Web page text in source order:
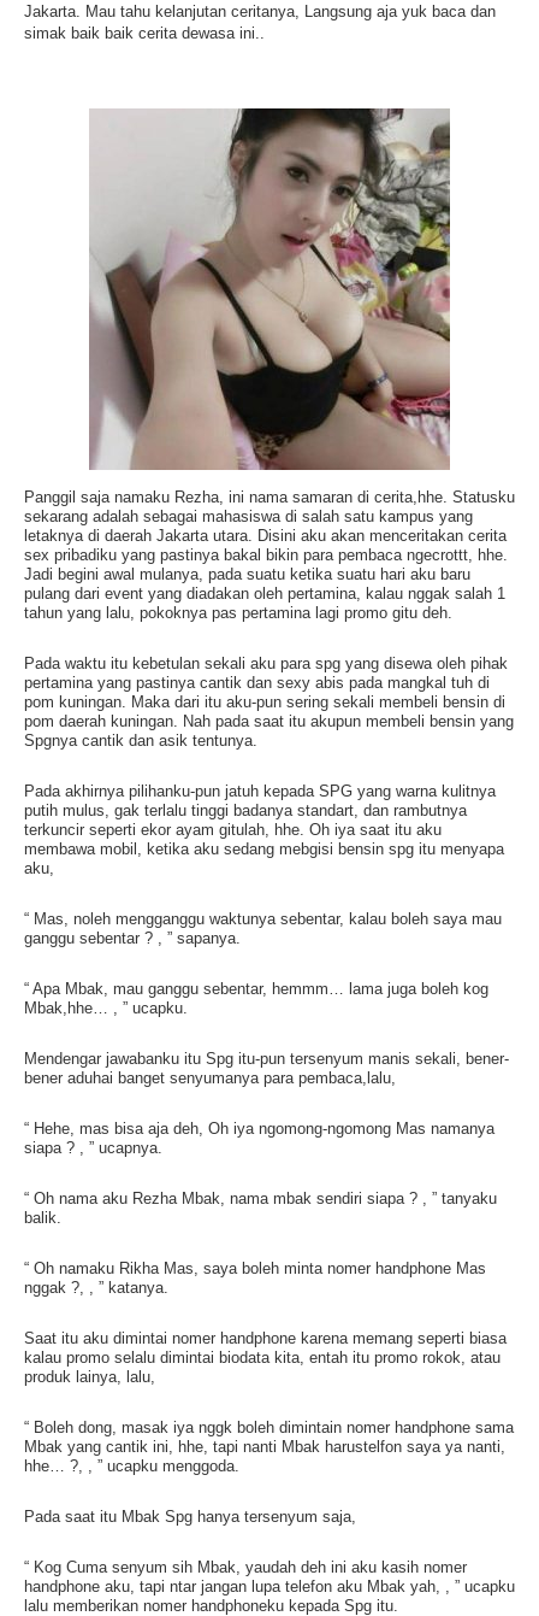
Jakarta. Mau tahu kelanjutan ceritanya, Langsung aja yuk baca dan
simak baik baik cerita dewasa ini..
Panggil saja namaku Rezha, ini nama samaran di cerita,hhe. Statusku
sekarang adalah sebagai mahasiswa di salah satu kampus yang
letaknya di daerah Jakarta utara. Disini aku akan menceritakan cerita
sex pribadiku yang pastinya bakal bikin para pembaca ngecrottt, hhe.
Jadi begini awal mulanya, pada suatu ketika suatu hari aku baru
pulang dari event yang diadakan oleh pertamina, kalau nggak salah 1
tahun yang lalu, pokoknya pas pertamina lagi promo gitu deh.
Pada waktu itu kebetulan sekali aku para spg yang disewa oleh pihak
pertamina yang pastinya cantik dan sexy abis pada mangkal tuh di
pom kuningan. Maka dari itu aku-pun sering sekali membeli bensin di
pom daerah kuningan. Nah pada saat itu akupun membeli bensin yang
Spgnya cantik dan asik tentunya.
Pada akhirnya pilihanku-pun jatuh kepada SPG yang warna kulitnya
putih mulus, gak terlalu tinggi badanya standart, dan rambutnya
terkuncir seperti ekor ayam gitulah, hhe. Oh iya saat itu aku
membawa mobil, ketika aku sedang mebgisi bensin spg itu menyapa
aku,
“ Mas, noleh mengganggu waktunya sebentar, kalau boleh saya mau
ganggu sebentar ? , ” sapanya.
“ Apa Mbak, mau ganggu sebentar, hemmm… lama juga boleh kog
Mbak,hhe… , ” ucapku.
Mendengar jawabanku itu Spg itu-pun tersenyum manis sekali, bener-
bener aduhai banget senyumanya para pembaca,lalu,
“ Hehe, mas bisa aja deh, Oh iya ngomong-ngomong Mas namanya
siapa ? , ” ucapnya.
“ Oh nama aku Rezha Mbak, nama mbak sendiri siapa ? , ” tanyaku
balik.
“ Oh namaku Rikha Mas, saya boleh minta nomer handphone Mas
nggak ?, , ” katanya.
Saat itu aku dimintai nomer handphone karena memang seperti biasa
kalau promo selalu dimintai biodata kita, entah itu promo rokok, atau
produk lainya, lalu,
“ Boleh dong, masak iya nggk boleh dimintain nomer handphone sama
Mbak yang cantik ini, hhe, tapi nanti Mbak harustelfon saya ya nanti,
hhe… ?, , ” ucapku menggoda.
Pada saat itu Mbak Spg hanya tersenyum saja,
“ Kog Cuma senyum sih Mbak, yaudah deh ini aku kasih nomer
handphone aku, tapi ntar jangan lupa telefon aku Mbak yah, , ” ucapku
lalu memberikan nomer handphoneku kepada Spg itu.